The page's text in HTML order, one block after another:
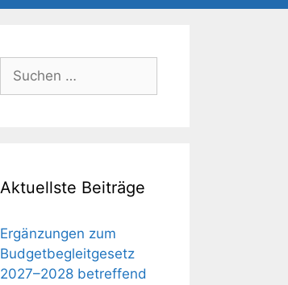
nach:
Aktuellste Beiträge
Ergänzungen zum
Budgetbegleitgesetz
2027–2028 betreffend